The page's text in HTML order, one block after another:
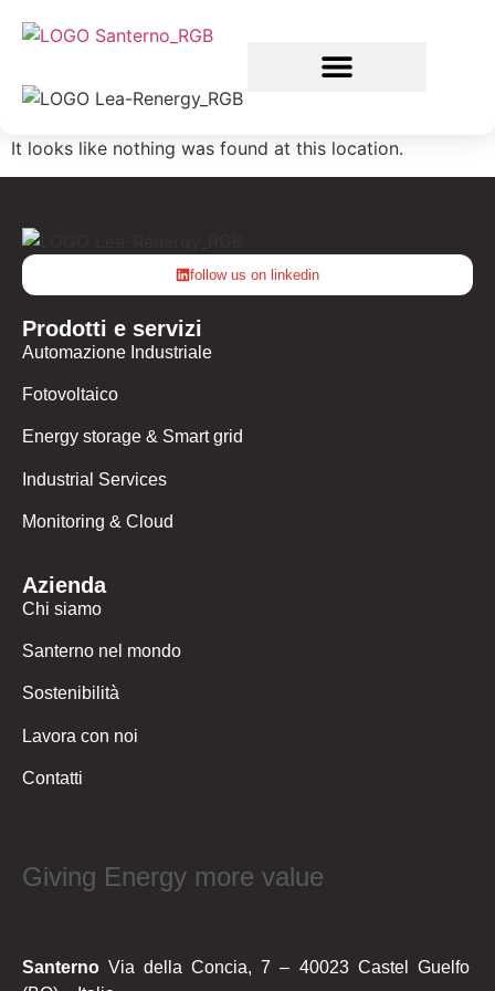
It looks like nothing was found at this location.
follow us on linkedin
Prodotti e servizi
Automazione Industriale
Fotovoltaico
Energy storage & Smart grid
Industrial Services
Monitoring & Cloud
Azienda
Chi siamo
Santerno nel mondo
Sostenibilità
Lavora con noi
Contatti
Giving Energy more value
Santerno Via della Concia, 7 – 40023 Castel Guelfo